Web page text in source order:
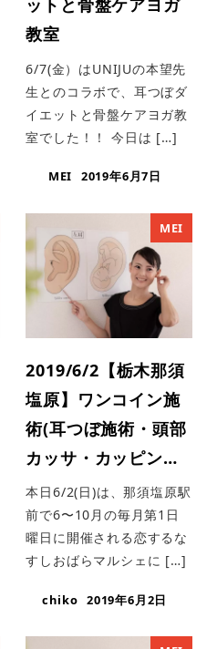
ットと骨盤ケアヨガ
教室
6/7(金）はUNIJUの本望先
生とのコラボで、耳つぼダ
イエットと骨盤ケアヨガ教
室でした！！ 今日は […]
MEI 2019年6月7日
MEI
2019/6/2【栃木那須
塩原】ワンコイン施
術(耳つぼ施術・頭部
カッサ・カッピン…
本日6/2(日)は、那須塩原駅
前で6〜10月の毎月第1日
曜日に開催される恋するな
すしおばらマルシェに […]
chiko 2019年6月2日